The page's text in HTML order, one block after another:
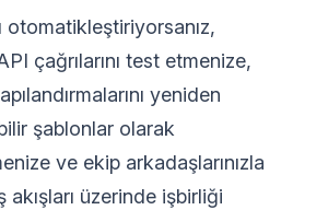
otomatikleştiriyorsanız,
çağrılarını test etmenize,
yeniden
şablonlar olarak
ve ekip arkadaşlarınızla
akışları üzerinde işbirliği